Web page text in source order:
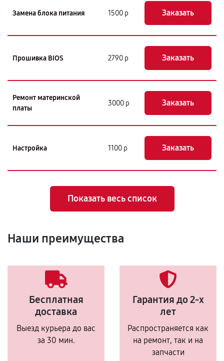
Замена блока питания 1500 р Заказать
Прошивка BIOS 2790 р Заказать
Ремонт материнской
платы
3000 р Заказать
Настройка 1100 р Заказать
Показать весь список
Наши преимущества
Бесплатная
доставка
Выезд курьера до вас
за 30 мин.
Гарантия до 2-х
лет
Распространяется как
на ремонт, так и на
запчасти